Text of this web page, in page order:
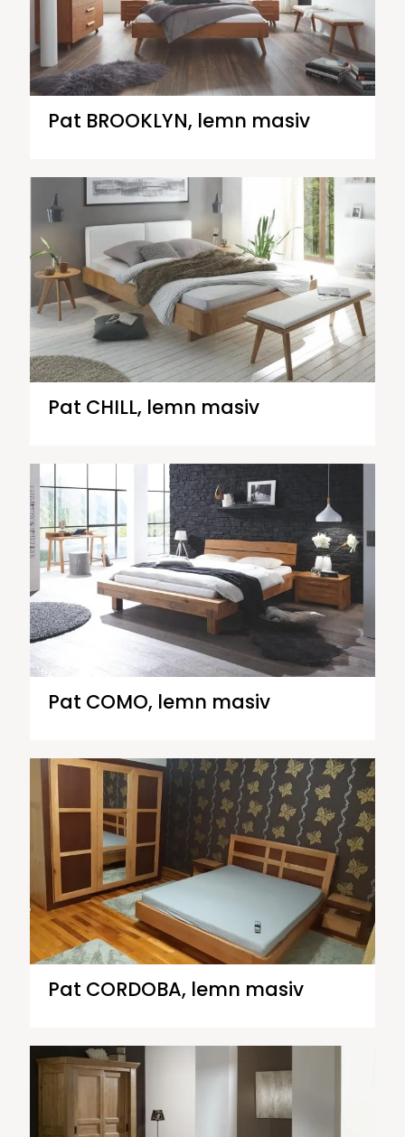
Pat BROOKLYN, lemn masiv
Pat CHILL, lemn masiv
Pat COMO, lemn masiv
Pat CORDOBA, lemn masiv